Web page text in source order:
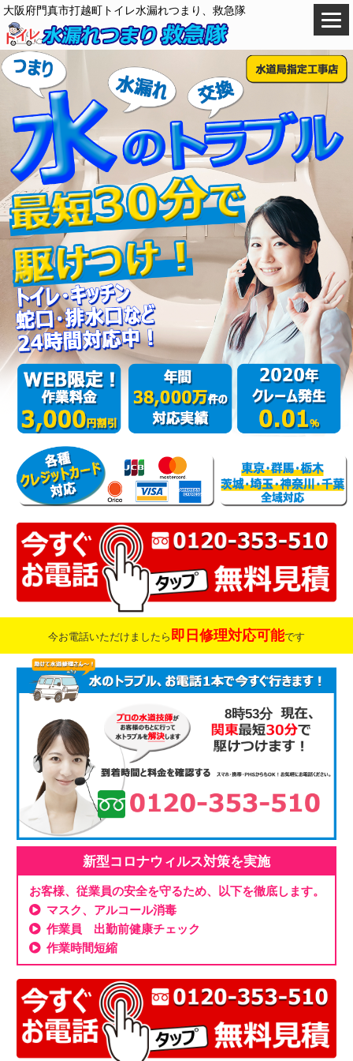
大阪府門真市打越町トイレ水漏れつまり、救急隊
今お電話いただけましたら 即日修理対応可能です
8時53分
新型コロナウィルス対策を実施
お客様、従業員の安全を守るため、以下を徹底します。
マスク、アルコール消毒
作業員 出勤前健康チェック
作業時間短縮